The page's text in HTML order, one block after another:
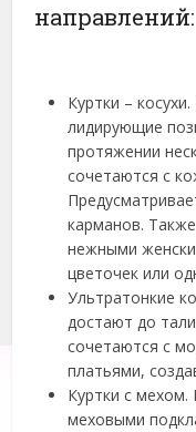
направлений:
Куртки –
лидирующие
протяжении
сочетаются с
карманов.
нежными
цветочек или
Ультратонкие
достают до
сочетаются с
платьями,
Куртки с
меховыми